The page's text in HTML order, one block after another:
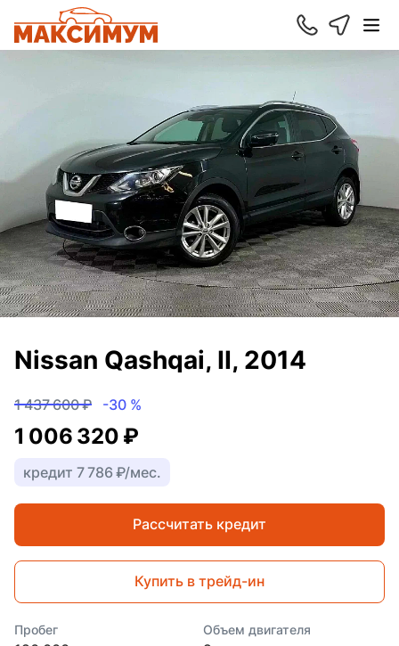
Nissan Qashqai, II, 2014
1 437 600 ₽ -30 %
1 006 320 ₽
кредит 7 786 ₽/мес.
Рассчитать кредит
Купить в трейд-ин
Пробег Объем двигателя